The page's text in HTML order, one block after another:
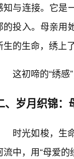
知与连接。它是
的投入。母亲用
生的生命，绣上
这初啼的“绣
、岁月织锦：
时光如梭，生
流中，用“母爱